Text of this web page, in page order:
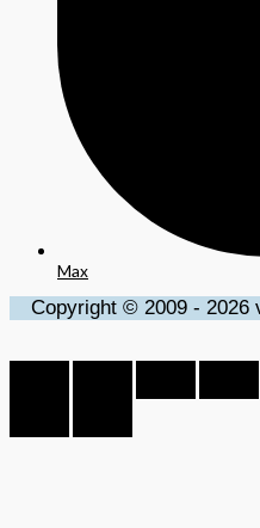
Max
Copyright © 2009 - 2026